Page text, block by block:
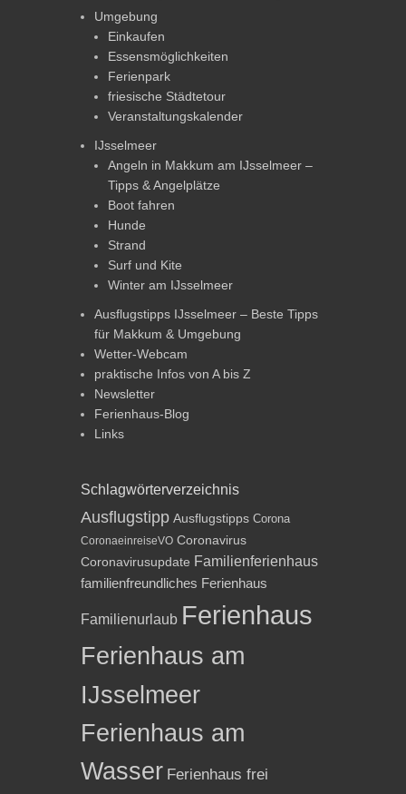
Umgebung
Einkaufen
Essensmöglichkeiten
Ferienpark
friesische Städtetour
Veranstaltungskalender
IJsselmeer
Angeln in Makkum am IJsselmeer –
Tipps & Angelplätze
Boot fahren
Hunde
Strand
Surf und Kite
Winter am IJsselmeer
Ausflugstipps IJsselmeer – Beste Tipps
für Makkum & Umgebung
Wetter-Webcam
praktische Infos von A bis Z
Newsletter
Ferienhaus-Blog
Links
Schlagwörterverzeichnis
Ausflugstipp Ausflugstipps Corona
CoronaeinreiseVO Coronavirus
Coronavirusupdate Familienferienhaus
familienfreundliches Ferienhaus
Familienurlaub Ferienhaus
Ferienhaus am
IJsselmeer
Ferienhaus am
Wasser Ferienhaus frei